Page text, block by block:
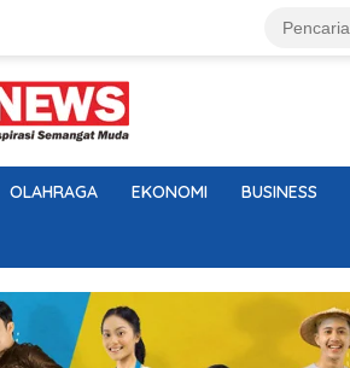
OLAHRAGA EKONOMI BUSINESS